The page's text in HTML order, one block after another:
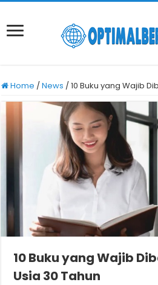
Home /News /10 Buku yang Wajib
10 Buku yang Wajib
Usia 30 Tahun